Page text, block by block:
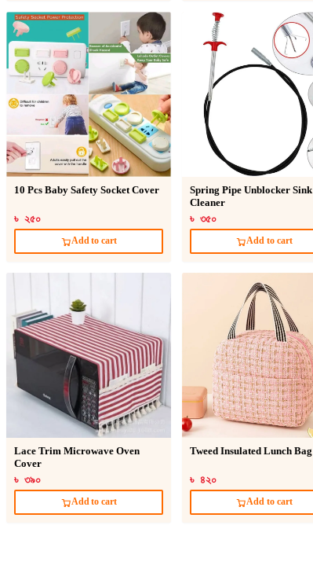
10 Pcs Baby Safety Socket Cover
৳ ২৫০
Add to cart
Spring Pipe Unblocker Sink
Cleaner
৳ ৩৫০
Add to cart
Lace Trim Microwave Oven
Cover
৳ ৩৯০
Add to cart
Tweed Insulated Lunch Bag
৳ ৪২০
Add to cart